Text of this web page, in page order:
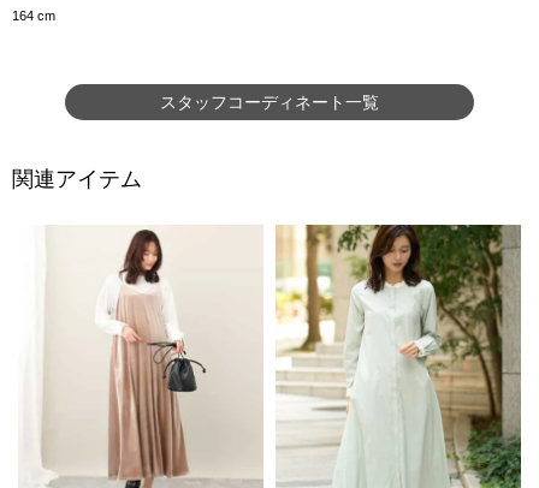
164 cm
スタッフコーディネート一覧
関連アイテム